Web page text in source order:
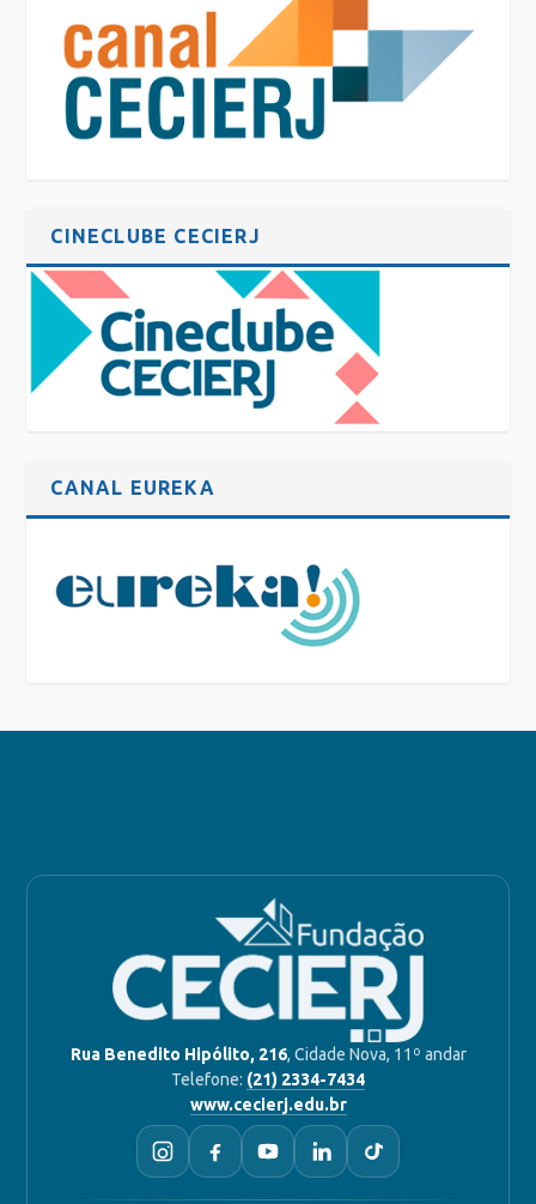
CINECLUBE CECIERJ
CANAL EUREKA
Rua Benedito Hipólito, 216, Cidade Nova, 11º andar
Telefone: (21) 2334-7434
www.cecierj.edu.br